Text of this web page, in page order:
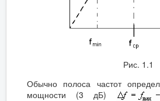
Рис. 1.1
Обычно полоса частот
мощности (3 дБ)